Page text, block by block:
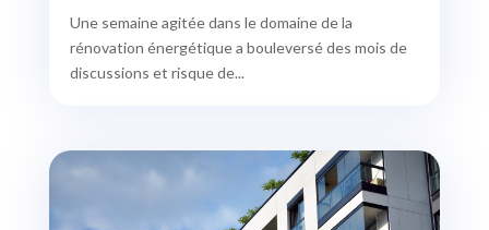
Une semaine agitée dans le domaine de la
rénovation énergétique a bouleversé des mois de
discussions et risque de...